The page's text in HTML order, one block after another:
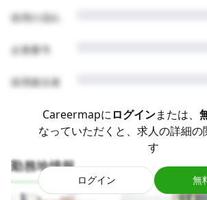
採用の流れ
企業番号
採用責任者
Careermapにログインまたは、
なっていただくと、求人の詳細
す
ログイン 無
勤務地情報